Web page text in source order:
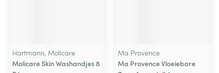
Hartmann, Molicare
Molicare Skin Washandjes 8
Ma Provence
Ma Provence Vloeiebare